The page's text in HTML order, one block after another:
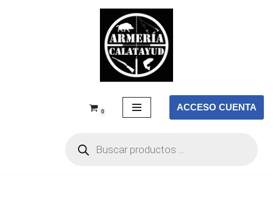
0 ACCESO CUENTA